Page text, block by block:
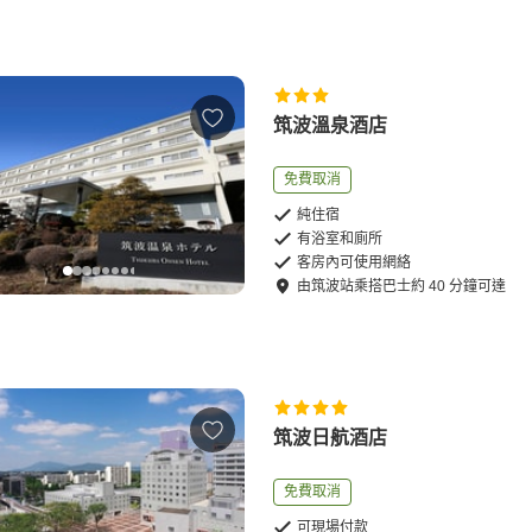
筑波溫泉酒店
免費取消
純住宿
有浴室和廁所
客房內可使用網絡
由筑波站乘搭巴士約40 分鐘可達
筑波日航酒店
免費取消
可現場付款